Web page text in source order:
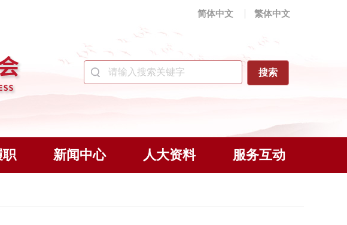
简体中文 繁体中文
职 新闻中心 人大资料 服务互动